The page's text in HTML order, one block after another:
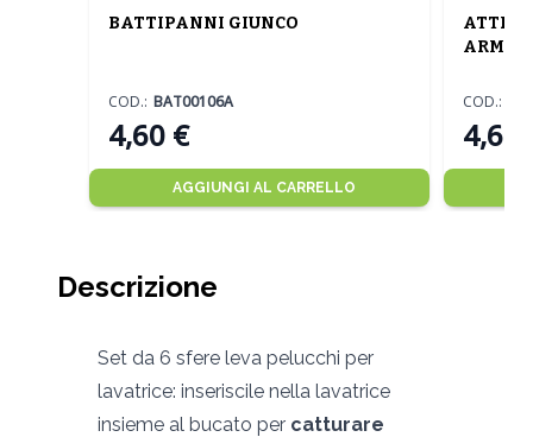
BATTIPANNI GIUNCO
4,60 €
COD.: BAT00106A
AGGIUNGI AL CARRELLO
4,60
COD.:
Descrizione
Set da 6 sfere leva pelucchi per
lavatrice: inseriscile nella lavatrice
insieme al bucato per catturare